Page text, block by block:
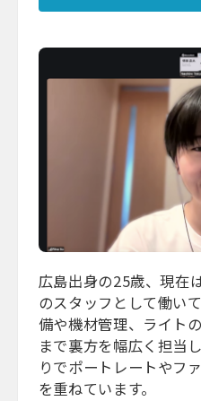
広島出身の25歳、現在
のスタッフとして働い
備や機材管理、ライト
まで裏方を幅広く担当
りでポートレートやフ
を重ねています。